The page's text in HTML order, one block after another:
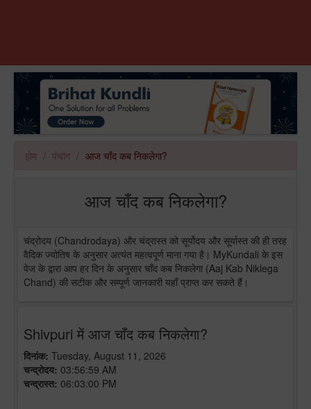
होम पंचांग आज चाँद कब निकलेगा?
आज चाँद कब निकलेगा?
चंद्रोदय (Chandrodaya) और चंद्रास्त को सूर्योदय और सूर्यास्त की ही तरह
वैदिक ज्योतिष के अनुसार अत्यंत महत्वपूर्ण माना गया है। MyKundali के इस
पेज के द्वारा आप हर दिन के अनुसार चाँद कब निकलेगा (Aaj Kab Niklega
Chand) की सटीक और सम्पूर्ण जानकारी यहाँ प्राप्त कर सकते हैं।
Shivpuri में आज चाँद कब निकलेगा?
दिनांक: Tuesday, August 11, 2026
चन्द्रोदय: 03:56:59 AM
चन्द्रास्त: 06:03:00 PM